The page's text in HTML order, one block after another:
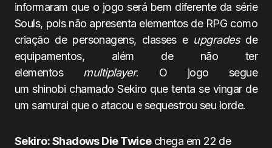
informaram que o jogo será bem diferente da série
Souls, pois não apresenta elementos de RPG como
criação de personagens, classes e upgradesde
equipamentos, além de não ter
elementos multiplayer. O jogo segue
um shinobi chamado Sekiro que tenta se vingar de
um samurai que o atacou e sequestrou seu lorde.
Sekiro: Shadows Die Twicechega em 22 de